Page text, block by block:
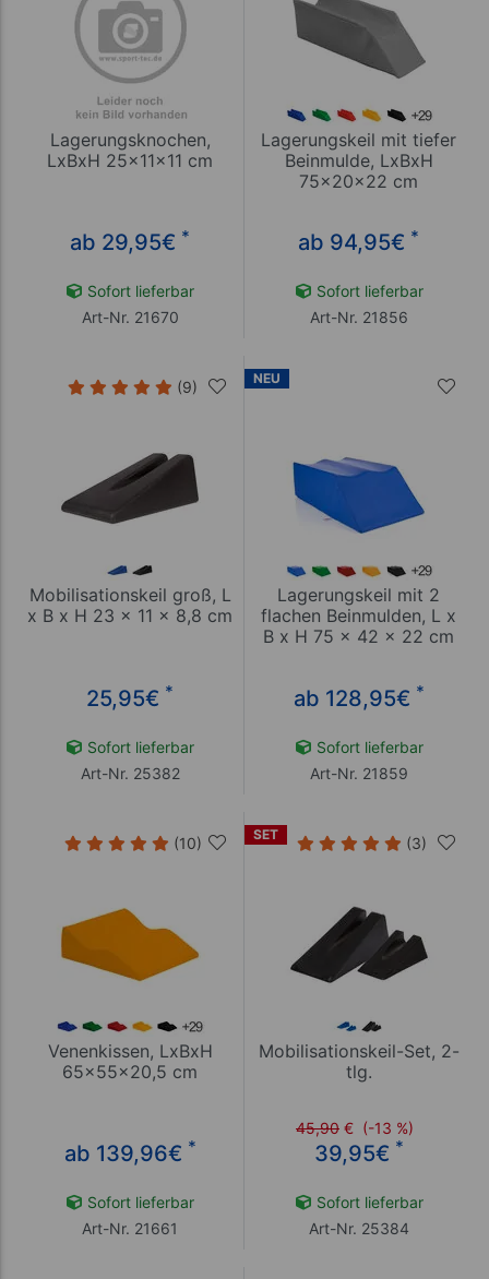
Lagerungsknochen,
LxBxH 25x11x11 cm
ab 29,95€ *
Sofort lieferbar
Art-Nr. 21670
Lagerungskeil mit tiefer
Beinmulde, LxBxH
75x20x22 cm
ab 94,95€ *
Sofort lieferbar
Art-Nr. 21856
(9)
Mobilisationskeil groß, L
x B x H 23 x 11 x 8,8 cm
25,95€ *
Sofort lieferbar
Art-Nr. 25382
NEU
Lagerungskeil mit 2
flachen Beinmulden, L x
B x H 75 x 42 x 22 cm
ab 128,95€ *
Sofort lieferbar
Art-Nr. 21859
(10)
Venenkissen, LxBxH
65x55x20,5 cm
ab 139,96€ *
Sofort lieferbar
Art-Nr. 21661
SET (3)
Mobilisationskeil-Set, 2-
tlg.
45,90 € (-13 %)
39,95€ *
Sofort lieferbar
Art-Nr. 25384